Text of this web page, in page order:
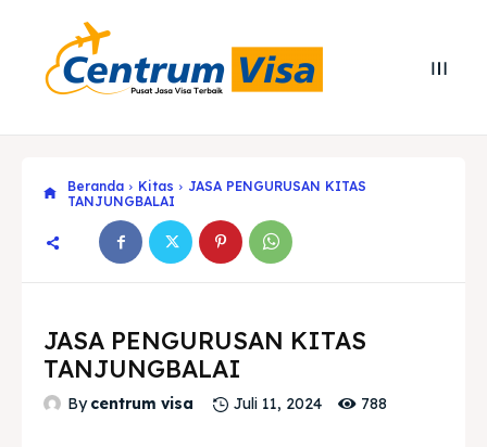
Search
Search
Beranda Kitas
JASA PENGURUSAN KITAS
TANJUNGBALAI
JASA PENGURUSAN KITAS
TANJUNGBALAI
By centrum visa Juli 11, 2024 788